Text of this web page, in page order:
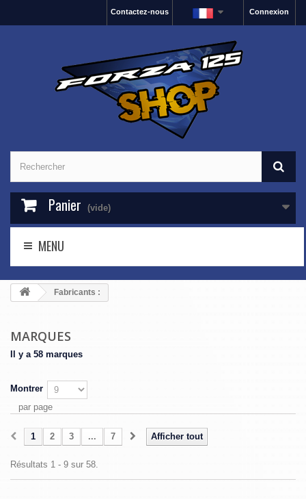
Connexion
Contactez-nous
Panier (vide)
MENU
Fabricants :
MARQUES
Il y a 58 marques
Montrer
par page
Afficher tout
1 2 3 ... 7
Résultats 1 - 9 sur 58.